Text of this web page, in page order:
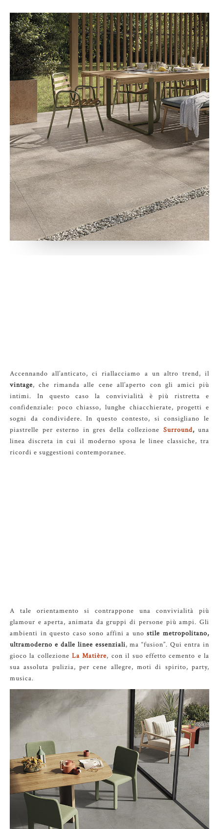
Accennando all’anticato, ci riallacciamo a un altro trend, il
vintage, che rimanda alle cene all’aperto con gli amici più
intimi. In questo caso la convivialità è più ristretta e
confidenziale: poco chiasso, lunghe chiacchierate, progetti e
sogni da condividere. In questo contesto, si consigliano le
piastrelle per esterno in gres della collezione Surround,una
linea discreta in cui il moderno sposa le linee classiche, tra
ricordi e suggestioni contemporanee.
A tale orientamento si contrappone una convivialità più
glamour e aperta, animata da gruppi di persone più ampi. Gli
ambienti in questo caso sono affini a unostile metropolitano,
ultramoderno e dalle linee essenziali, ma “fusion”. Qui entra in
gioco la collezioneLa Matière, con il suo effetto cemento e la
sua assoluta pulizia, per cene allegre, moti di spirito, party,
musica.